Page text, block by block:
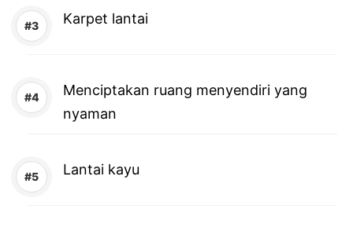
Karpet lantai
Menciptakan ruang menyendiri yang
nyaman
Lantai kayu